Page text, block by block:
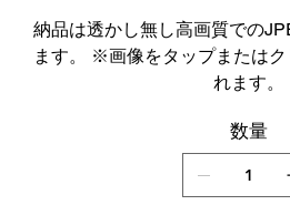
納品は透かし無し高画質での
ます。 ※画像をタップまたは
れます。
数量